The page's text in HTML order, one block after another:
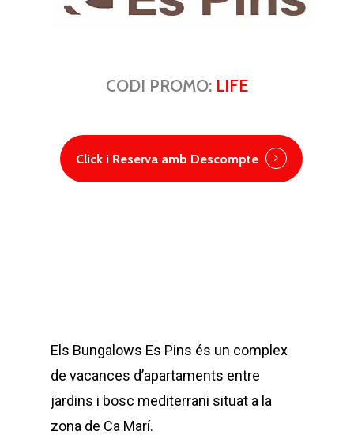
CODI PROMO: LIFE
Click i Reserva amb Descompte
Els Bungalows Es Pins és un complex
de vacances d’apartaments entre
jardins i bosc mediterrani situat a la
zona de Ca Marí.